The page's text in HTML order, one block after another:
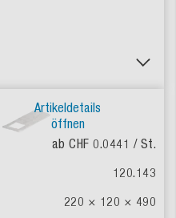
Artikeldetails
öffnen
ab CHF 0.0441 / St.
120.143
220 × 120 × 490